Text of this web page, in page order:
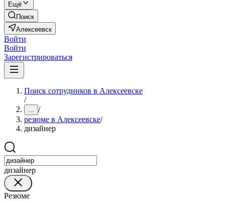
Ещё
Поиск
Алексеевск
Войти
Войти
Зарегистрироваться
Поиск сотрудников в Алексеевске
/
... /
резюме в Алексеевске/
дизайнер
дизайнер
Резюме